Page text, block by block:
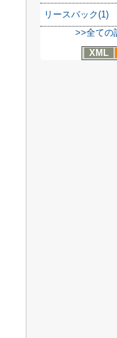
リースバック(1)
>>全ての
XML